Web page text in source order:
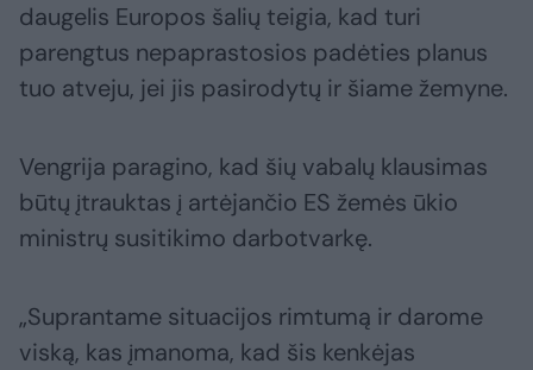
daugelis Europos šalių teigia, kad turi
parengtus nepaprastosios padėties planus
tuo atveju, jei jis pasirodytų ir šiame žemyne.
Vengrija paragino, kad šių vabalų klausimas
būtų įtrauktas į artėjančio ES žemės ūkio
ministrų susitikimo darbotvarkę.
„Suprantame situacijos rimtumą ir darome
viską, kas įmanoma, kad šis kenkėjas